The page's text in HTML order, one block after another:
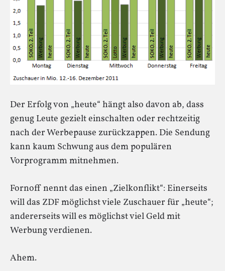
Der Erfolg von „heute“ hängt also davon ab, dass
genug Leute gezielt einschalten oder rechtzeitig
nach der Werbepause zurückzappen. Die Sendung
kann kaum Schwung aus dem populären
Vorprogramm mitnehmen.
Fornoff nennt das einen „Zielkonflikt“: Einerseits
will das ZDF möglichst viele Zuschauer für „heute“;
andererseits will es möglichst viel Geld mit
Werbung verdienen.
Ahem.